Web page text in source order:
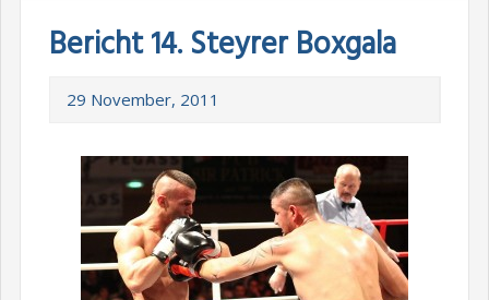
Bericht 14. Steyrer Boxgala
29 November, 2011